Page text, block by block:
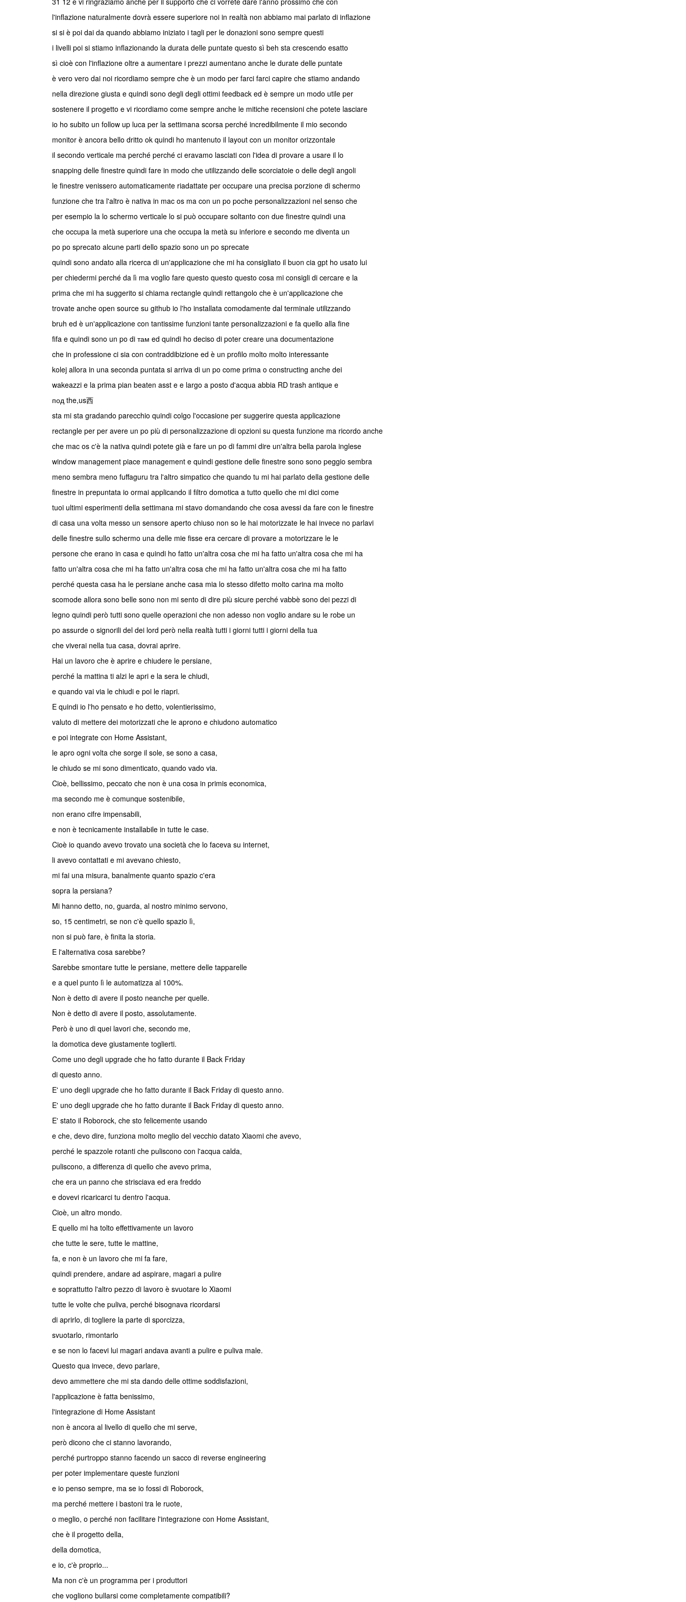
l'inflazione naturalmente dovrà essere superiore noi in realtà non abbiamo mai parlato di inflazione
si si è poi dai da quando abbiamo iniziato i tagli per le donazioni sono sempre questi
i livelli poi si stiamo inflazionando la durata delle puntate questo sì beh sta crescendo esatto
sì cioè con l'inflazione oltre a aumentare i prezzi aumentano anche le durate delle puntate
è vero vero dai noi ricordiamo sempre che è un modo per farci farci capire che stiamo andando
nella direzione giusta e quindi sono degli degli ottimi feedback ed è sempre un modo utile per
sostenere il progetto e vi ricordiamo come sempre anche le mitiche recensioni che potete lasciare
io ho subito un follow up luca per la settimana scorsa perché incredibilmente il mio secondo
monitor è ancora bello dritto ok quindi ho mantenuto il layout con un monitor orizzontale
il secondo verticale ma perché perché ci eravamo lasciati con l'idea di provare a usare il lo
snapping delle finestre quindi fare in modo che utilizzando delle scorciatoie o delle degli angoli
le finestre venissero automaticamente riadattate per occupare una precisa porzione di schermo
funzione che tra l'altro è nativa in mac os ma con un po poche personalizzazioni nel senso che
per esempio la lo schermo verticale lo si può occupare soltanto con due finestre quindi una
che occupa la metà superiore una che occupa la metà su inferiore e secondo me diventa un
po po sprecato alcune parti dello spazio sono un po sprecate
quindi sono andato alla ricerca di un'applicazione che mi ha consigliato il buon cia gpt ho usato lui
per chiedermi perché da lì ma voglio fare questo questo questo cosa mi consigli di cercare e la
prima che mi ha suggerito si chiama rectangle quindi rettangolo che è un'applicazione che
trovate anche open source su github io l'ho installata comodamente dal terminale utilizzando
bruh ed è un'applicazione con tantissime funzioni tante personalizzazioni e fa quello alla fine
fifa e quindi sono un po di там ed quindi ho deciso di poter creare una documentazione
che in professione ci sia con contraddibizione ed è un profilo molto molto interessante
kolej allora in una seconda puntata si arriva di un po come prima o constructing anche dei
wakeazzi e la prima pian beaten asst e e largo a posto d'acqua abbia RD trash antique e
под the,us西
sta mi sta gradando parecchio quindi colgo l'occasione per suggerire questa applicazione
rectangle per per avere un po più di personalizzazione di opzioni su questa funzione ma ricordo anche
che mac os c'è la nativa quindi potete già e fare un po di fammi dire un'altra bella parola inglese
window management piace management e quindi gestione delle finestre sono sono peggio sembra
meno sembra meno fuffaguru tra l'altro simpatico che quando tu mi hai parlato della gestione delle
finestre in prepuntata io ormai applicando il filtro domotica a tutto quello che mi dici come
tuoi ultimi esperimenti della settimana mi stavo domandando che cosa avessi da fare con le finestre
di casa una volta messo un sensore aperto chiuso non so le hai motorizzate le hai invece no parlavi
delle finestre sullo schermo una delle mie fisse era cercare di provare a motorizzare le le
persone che erano in casa e quindi ho fatto un'altra cosa che mi ha fatto un'altra cosa che mi ha
fatto un'altra cosa che mi ha fatto un'altra cosa che mi ha fatto un'altra cosa che mi ha fatto
perché questa casa ha le persiane anche casa mia lo stesso difetto molto carina ma molto
scomode allora sono belle sono non mi sento di dire più sicure perché vabbè sono dei pezzi di
legno quindi però tutti sono quelle operazioni che non adesso non voglio andare su le robe un
po assurde o signorili del dei lord però nella realtà tutti i giorni tutti i giorni della tua
che viverai nella tua casa, dovrai aprire.
Hai un lavoro che è aprire e chiudere le persiane,
perché la mattina ti alzi le apri e la sera le chiudi,
e quando vai via le chiudi e poi le riapri.
E quindi io l'ho pensato e ho detto, volentierissimo,
valuto di mettere dei motorizzati che le aprono e chiudono automatico
e poi integrate con Home Assistant,
le apro ogni volta che sorge il sole, se sono a casa,
le chiudo se mi sono dimenticato, quando vado via.
Cioè, bellissimo, peccato che non è una cosa in primis economica,
ma secondo me è comunque sostenibile,
non erano cifre impensabili,
e non è tecnicamente installabile in tutte le case.
Cioè io quando avevo trovato una società che lo faceva su internet,
li avevo contattati e mi avevano chiesto,
mi fai una misura, banalmente quanto spazio c'era
sopra la persiana?
Mi hanno detto, no, guarda, al nostro minimo servono,
so, 15 centimetri, se non c'è quello spazio lì,
non si può fare, è finita la storia.
E l'alternativa cosa sarebbe?
Sarebbe smontare tutte le persiane, mettere delle tapparelle
e a quel punto lì le automatizza al 100%.
Non è detto di avere il posto neanche per quelle.
Non è detto di avere il posto, assolutamente.
Però è uno di quei lavori che, secondo me,
la domotica deve giustamente toglierti.
Come uno degli upgrade che ho fatto durante il Back Friday
di questo anno.
E' uno degli upgrade che ho fatto durante il Back Friday di questo anno.
E' uno degli upgrade che ho fatto durante il Back Friday di questo anno.
E' stato il Roborock, che sto felicemente usando
e che, devo dire, funziona molto meglio del vecchio datato Xiaomi che avevo,
perché le spazzole rotanti che puliscono con l'acqua calda,
puliscono, a differenza di quello che avevo prima,
che era un panno che strisciava ed era freddo
e dovevi ricaricarci tu dentro l'acqua.
Cioè, un altro mondo.
E quello mi ha tolto effettivamente un lavoro
che tutte le sere, tutte le mattine,
fa, e non è un lavoro che mi fa fare,
quindi prendere, andare ad aspirare, magari a pulire
e soprattutto l'altro pezzo di lavoro è svuotare lo Xiaomi
tutte le volte che puliva, perché bisognava ricordarsi
di aprirlo, di togliere la parte di sporcizza,
svuotarlo, rimontarlo
e se non lo facevi lui magari andava avanti a pulire e puliva male.
Questo qua invece, devo parlare,
devo ammettere che mi sta dando delle ottime soddisfazioni,
l'applicazione è fatta benissimo,
l'integrazione di Home Assistant
non è ancora al livello di quello che mi serve,
però dicono che ci stanno lavorando,
perché purtroppo stanno facendo un sacco di reverse engineering
per poter implementare queste funzioni
e io penso sempre, ma se io fossi di Roborock,
ma perché mettere i bastoni tra le ruote,
o meglio, o perché non facilitare l'integrazione con Home Assistant,
che è il progetto della,
della domotica,
e io, c'è proprio...
Ma non c'è un programma per i produttori
che vogliono bullarsi come completamente compatibili?